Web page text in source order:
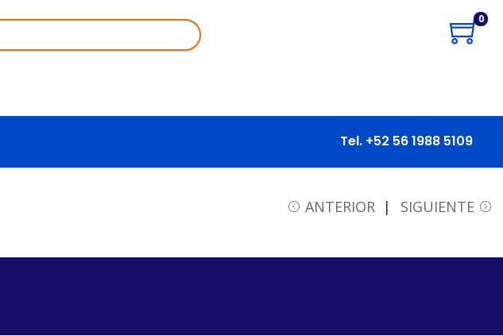
0
Tel. +52 56 1988 5109
ANTERIOR SIGUIENTE